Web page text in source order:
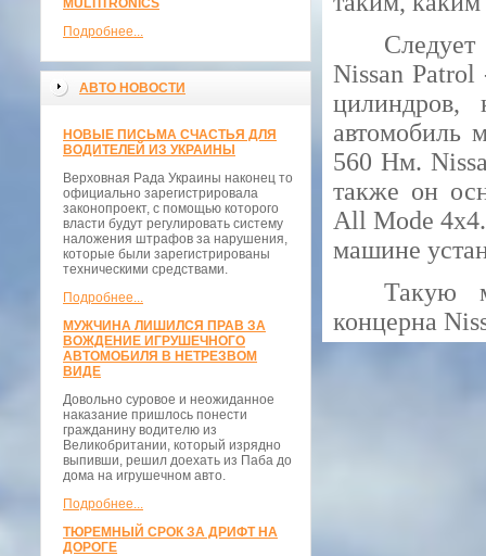
MULTITRONICS
Подробнее...
АВТО НОВОСТИ
НОВЫЕ ПИСЬМА СЧАСТЬЯ ДЛЯ
ВОДИТЕЛЕЙ ИЗ УКРАИНЫ
Верховная Рада Украины наконец то
официально зарегистрировала
законопроект, с помощью которого
власти будут регулировать систему
наложения штрафов за нарушения,
которые были зарегистрированы
техническими средствами.
Подробнее...
МУЖЧИНА ЛИШИЛСЯ ПРАВ ЗА
ВОЖДЕНИЕ ИГРУШЕЧНОГО
АВТОМОБИЛЯ В НЕТРЕЗВОМ
ВИДЕ
Довольно суровое и неожиданное
наказание пришлось понести
гражданину водителю из
Великобритании, который изрядно
выпивши, решил доехать из Паба до
дома на игрушечном авто.
Подробнее...
ТЮРЕМНЫЙ СРОК ЗА ДРИФТ НА
ДОРОГЕ
Nissan Patrol
автомобиль
560 Нм.
также он
All Mode
машине
Такую
концерна